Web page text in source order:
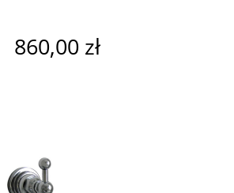
860,00 zł